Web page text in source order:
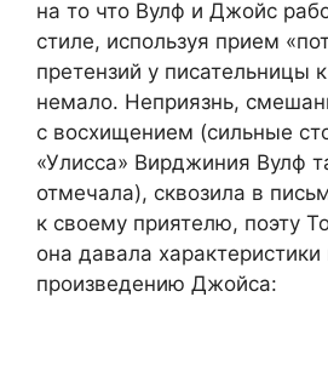
на то что Вулф и Джойс
стиле, используя прием
претензий у писательницы
немало. Неприязнь,
с восхищением (сильные
«Улисса» Вирджиния Вулф
отмечала), сквозила в
к своему приятелю, поэту
она давала характеристики
произведению Джойса: